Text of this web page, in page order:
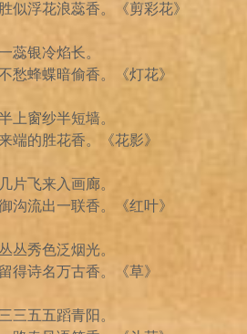
浮花浪蕊香。《剪彩花》
银冷焰长。
蜂蝶暗偷香。《灯花》
窗纱半短墙。
的胜花香。《花影》
飞来入画廊。
流出一联香。《红叶》
秀色泛烟光。
诗名万古香。《草》
五五蹈青阳。